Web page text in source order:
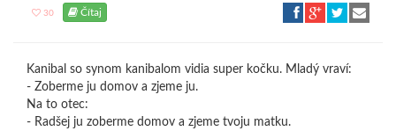
30 Čítaj
Kanibal so synom kanibalom vidia super kočku. Mladý vraví:
- Zoberme ju domov a zjeme ju.
Na to otec:
- Radšej ju zoberme domov a zjeme tvoju matku.